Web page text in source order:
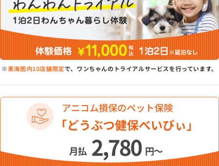
※東海圏内10店舗限定で、ワンちゃんのトライアルサービスを行っています。